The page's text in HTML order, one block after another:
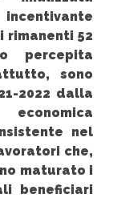
rimanenti 52
percepita
sono
2022 dalla
nel
che,
maturato i
beneficiari